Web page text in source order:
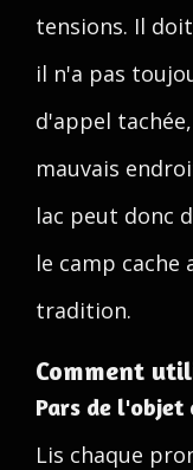
tensions. Il
il n'a pas
d'appel
mauvais
lac peut donc
le camp cache
tradition.
Comment
Pars de l'objet
Lis chaque